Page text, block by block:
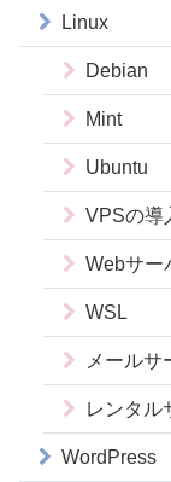
Linux
Debian
Mint
Ubuntu
VPSの導
Webサー
WSL
メールサ
レンタル
WordPress